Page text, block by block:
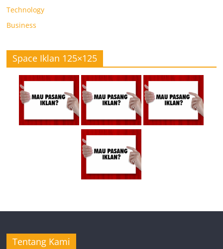
Technology
Business
Space Iklan 125×125
Tentang Kami